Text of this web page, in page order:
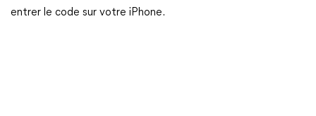
entrer le code sur votre iPhone.